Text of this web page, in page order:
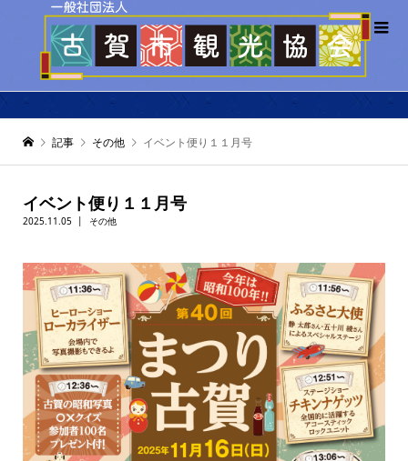
記事 その他 イベント便り１１月号
イベント便り１１月号
2025.11.05 その他